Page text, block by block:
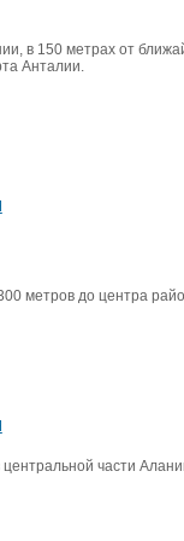
в 150 метрах от
Анталии.
метров до центра
части